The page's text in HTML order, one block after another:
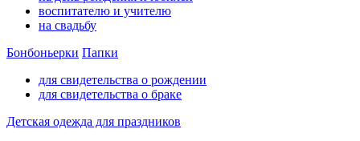
воспитателю и учителю
на свадьбу
Бонбоньерки Папки
для свидетельства о рождении
для свидетельства о браке
Детская одежда для праздников